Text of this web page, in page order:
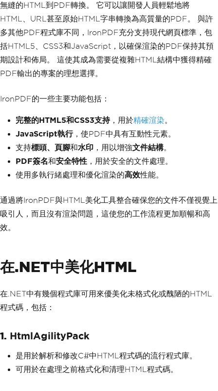
無縫的HTML到PDF轉換。 它可以讓開發人員輕鬆地將
HTML、URL甚至原始HTML字串轉換為高質量的PDF。 與許
多其他PDF程式庫不同，IronPDF充分支持現代網頁標準，包
括HTML5、CSS3和JavaScript，以確保渲染的PDF保持其預
期設計和佈局。 這使其成為需要從複雜HTML結構中獲得精確
PDF輸出的專案的理想選擇。
IronPDF的一些主要功能包括：
完整的HTML5和CSS3支持，用於精確渲染。
JavaScript執行，使PDF中具有互動性元素。
支持標頭、頁腳和水印 ，用以增強文件結構。
PDF簽名和安全特性 ，用於安全的文件處理。
使用多執行緒處理和優化渲染的高效性能。
通過將IronPDF與HTML美化工具整合確保您的文件不僅視覺上
吸引人，而且沒有渲染問題，這使您的工作流程更加順暢和高
效。
在.NET中美化HTML
在.NET中有幾個程式庫可用來優美化未格式化或醜陋的HTML
程式碼，包括：
1. HtmlAgilityPack
是用於解析和修改C#中HTML程式碼的流行程式庫。
可用於在處理之前格式化和清理HTML程式碼。